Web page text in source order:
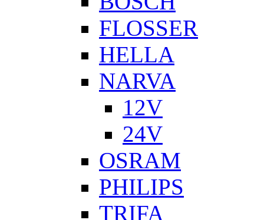
FLOSSER
HELLA
NARVA
12V
24V
OSRAM
PHILIPS
TRIFA